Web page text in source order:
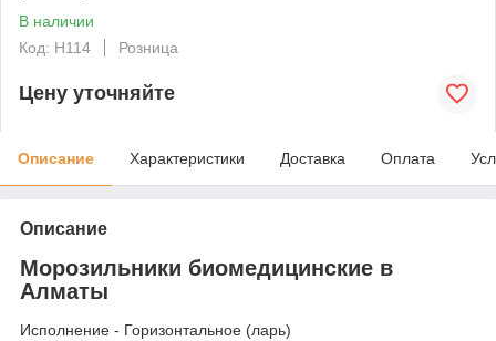
В наличии
Код: H114
Розница
Цену уточняйте
Описание Характеристики Доставка Оплата
Описание
Морозильники биомедицинские в
Алматы
Исполнение - Горизонтальное (ларь)